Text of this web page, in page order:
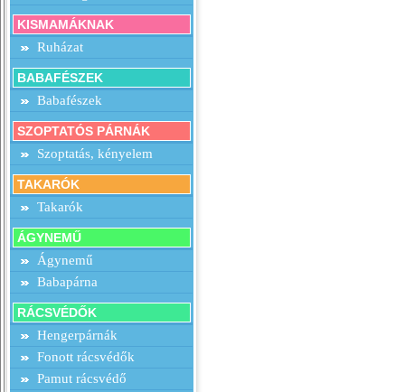
KISMAMÁKNAK
Ruházat
BABAFÉSZEK
Babafészek
SZOPTATÓS PÁRNÁK
Szoptatás, kényelem
TAKARÓK
Takarók
ÁGYNEMŰ
Ágynemű
Babapárna
RÁCSVÉDŐK
Hengerpárnák
Fonott rácsvédők
Pamut rácsvédő